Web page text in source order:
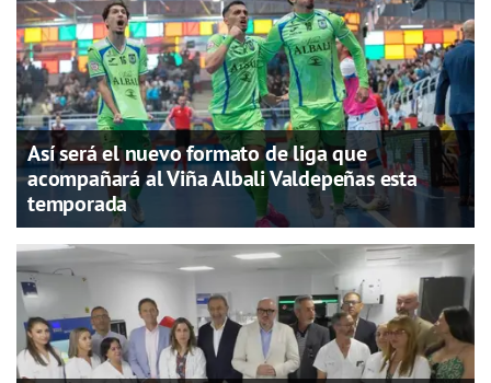
Así será el nuevo formato de liga que
acompañará al Viña Albali Valdepeñas esta
temporada